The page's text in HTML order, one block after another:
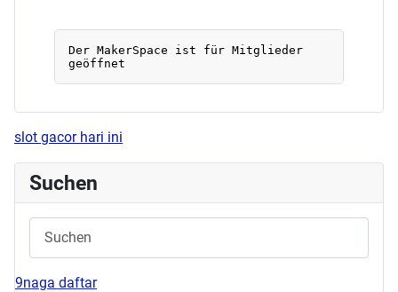
slot gacor hari ini
Suchen
9naga daftar